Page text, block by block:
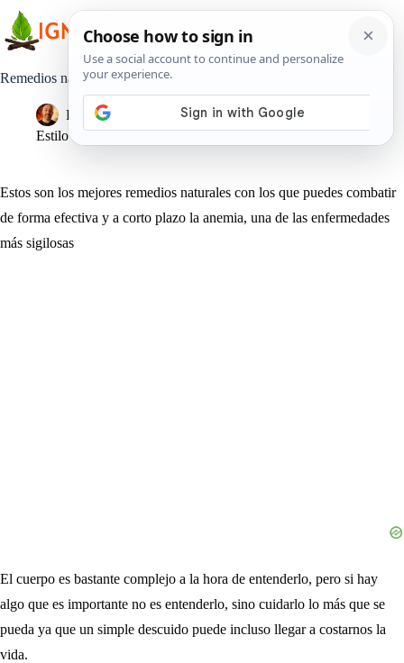
contenido
Remedios naturales contra la anemia
Pedro Lisperguer
14 junio, 2019
Estilo de Vida
Estos son los mejores remedios naturales con los que puedes combatir
de forma efectiva y a corto plazo la anemia, una de las enfermedades
más sigilosas
El cuerpo es bastante complejo a la hora de entenderlo, pero si hay
algo que es importante no es entenderlo, sino cuidarlo lo más que se
pueda ya que un simple descuido puede incluso llegar a costarnos la
vida.